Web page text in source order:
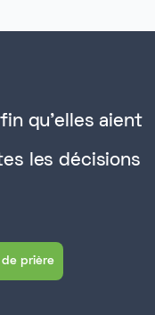
qu'elles aient
les décisions
de prière